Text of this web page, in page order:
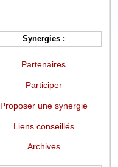
Synergies :
Partenaires
Participer
Proposer une synergie
Liens conseillés
Archives